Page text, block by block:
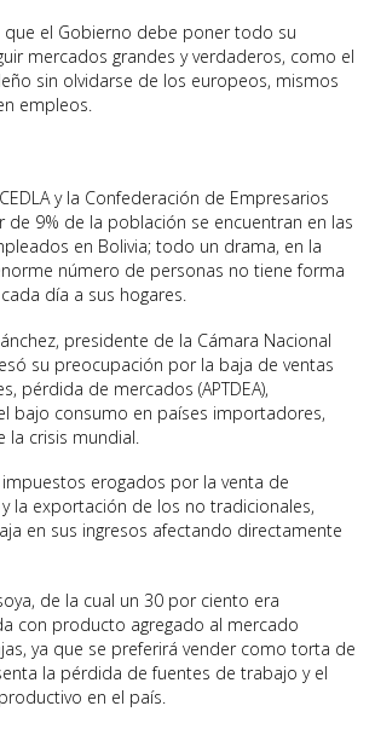
que el Gobierno debe poner todo su
mercados grandes y verdaderos, como el
sin olvidarse de los europeos, mismos
empleos.
y la Confederación de Empresarios
de 9% de la población se encuentran en las
en Bolivia; todo un drama, en la
número de personas no tiene forma
día a sus hogares.
presidente de la Cámara Nacional
su preocupación por la baja de ventas
pérdida de mercados (APTDEA),
bajo consumo en países importadores,
crisis mundial.
erogados por la venta de
la exportación de los no tradicionales,
en sus ingresos afectando directamente
de la cual un 30 por ciento era
con producto agregado al mercado
ya que se preferirá vender como torta de
la pérdida de fuentes de trabajo y el
en el país.